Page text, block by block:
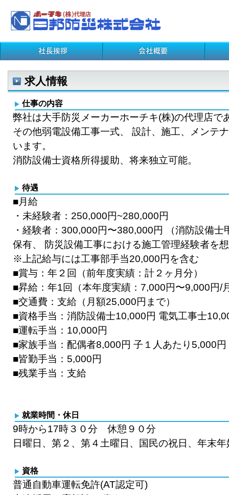
求人情報
仕事の内容
弊社は大手防災メーカーホーチキ(株)の代理店で
その他弱電設備工事一式、 設計、施工、メンテ
います。
消防設備士資格所得援助、将来独立可能。
待遇
■月給
・未経験者：250,000円~280,000円
・経験者：300,000円〜380,000円 （消防設備士
保有、 防災設備工事における施工管理経験者を
※上記給与には工事部手当20,000円を含む
■賞与：年２回（前年度実績：計２ヶ月分）
■昇給：年1回（本年度実績：7,000円〜9,000円/
■交通費：支給（月額25,000円まで）
■資格手当：消防設備士10,000円 電気工事士
■運転手当：10,000円
■家族手当：配偶者8,000円 子１人あたり5,000円
■皆勤手当：5,000円
■残業手当：支給
就業時間・休日
9時から17時３０分 休憩９０分
日曜日、第２、第４土曜日、国民の祝日、年末
資格
普通自動車運転免許(AT認定可)